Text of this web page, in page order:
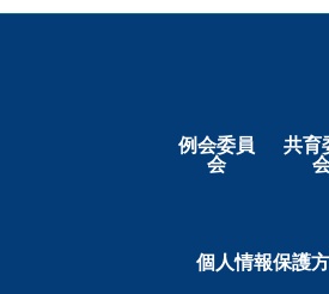
例会委員
会
共育
個人情報保護